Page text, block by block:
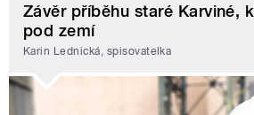
Závěr příběhu staré Karviné,
pod zemí
Karin Lednická, spisovatelka